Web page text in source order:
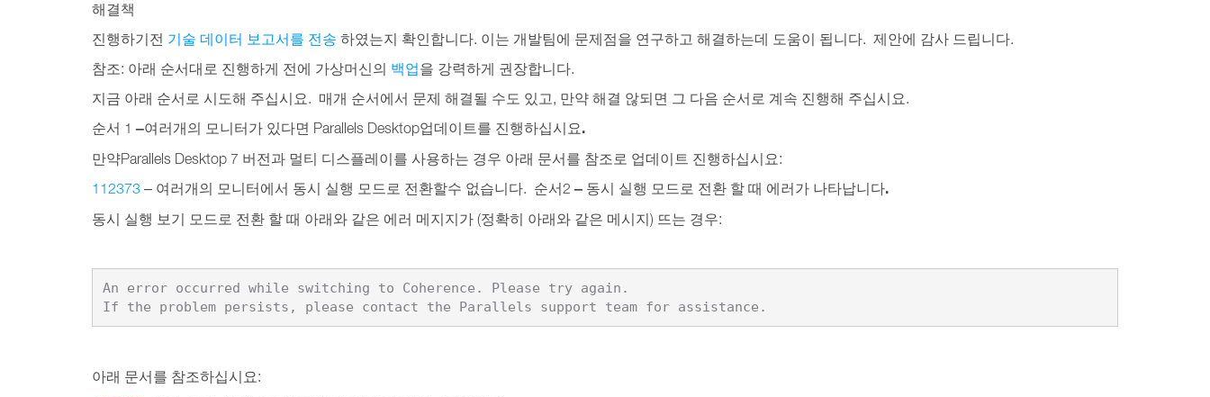
해결책
진행하기전 기술 데이터 보고서를 전송 하였는지 확인합니다. 이는 개발팀에 문제점을 연구하고 해결하는데 도움이 됩니다. 제안에 감사 드립니다.
참조: 아래 순서대로 진행하게 전에 가상머신의 백업을 강력하게 권장합니다.
지금 아래 순서로 시도해 주십시요. 매개 순서에서 문제 해결될 수도 있고, 만약 해결 않되면 그 다음 순서로 계속 진행해 주십시요.
순서 1–여러개의 모니터가 있다면 Parallels Desktop업데이트를 진행하십시요.
만약Parallels Desktop 7 버전과 멀티 디스플레이를 사용하는 경우 아래 문서를 참조로 업데이트 진행하십시요:
112373 – 여러개의 모니터에서 동시 실행 모드로 전환할수 없습니다. 순서2– 동시 실행 모드로 전환 할 때 에러가 나타납니다.
동시 실행 보기 모드로 전환 할 때 아래와 같은 에러 메지지가 (정확히 아래와 같은 메시지) 뜨는 경우:
An error occurred while switching to Coherence. Please try again.
If the problem persists, please contact the Parallels support team for assistance.
아래 문서를 참조하십시요: